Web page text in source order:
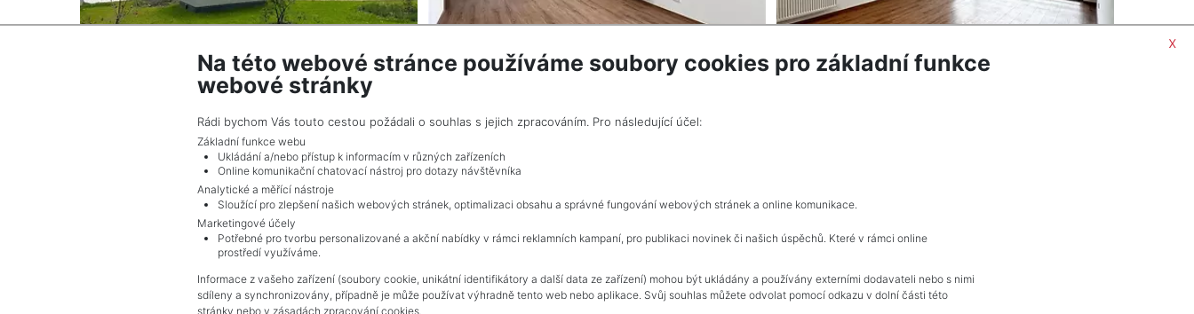
Pronájem bytu / 3+kk / 82 m2
25 500 Kč (za měsíc) Cena
NAVIGACE
Obchodní podmínky
KONTAKT
Pražské reality
x
Na této webové stránce používáme soubory cookies pro základní funkce
webové stránky
Rádi bychom Vás touto cestou požádali o souhlas s jejich zpracováním. Pro následující účel:
Základní funkce webu
Ukládání a/nebo přístup k informacím v různých zařízeních
Online komunikační chatovací nástroj pro dotazy návštěvníka
Analytické a měřící nástroje
Sloužící pro zlepšení našich webových stránek, optimalizaci obsahu a správné fungování webových stránek a online komunikace.
Marketingové účely
Potřebné pro tvorbu personalizované a akční nabídky v rámci reklamních kampaní, pro publikaci novinek či našich úspěchů. Které v rámci online
prostředí využíváme.
Informace z vašeho zařízení (soubory cookie, unikátní identifikátory a další data ze zařízení) mohou být ukládány a používány externími dodavateli nebo s nimi
sdíleny a synchronizovány, případně je může používat výhradně tento web nebo aplikace. Svůj souhlas můžete odvolat pomocí odkazu v dolní části této
stránky nebo v zásadách zpracování cookies.